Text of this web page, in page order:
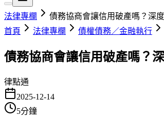
法律專欄
債務協商會讓信用破產嗎？深
首頁
法律專欄 債權債務／金融執行
債務協商會讓信用破產嗎？
律點通
2025-12-14
5分鐘